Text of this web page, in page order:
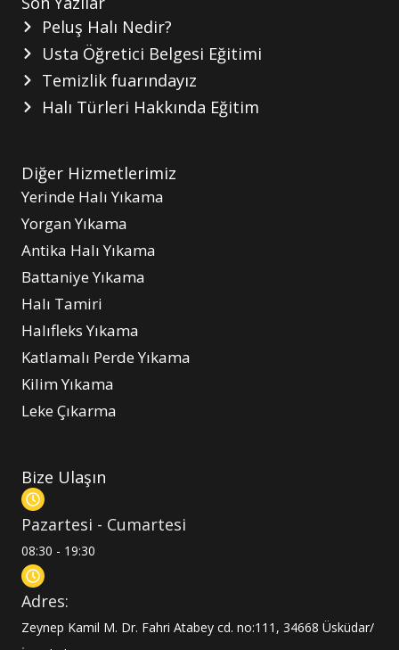
o
o
e
r e r
a
m
Peluş Halı Nedir?
Usta Öğretici Belgesi Eğitimi
Temizlik fuarındayız
Halı Türleri Hakkında Eğitim
Diğer Hizmetlerimiz
Yerinde Halı Yıkama
Yorgan Yıkama
Antika Halı Yıkama
Battaniye Yıkama
Halı Tamiri
Halıfleks Yıkama
Katlamalı Perde Yıkama
Kilim Yıkama
Leke Çıkarma
Bize Ulaşın
Pazartesi - Cumartesi
08:30 - 19:30
Adres:
Zeynep Kamil M. Dr. Fahri Atabey cd. no:111, 34668 Üsküdar/